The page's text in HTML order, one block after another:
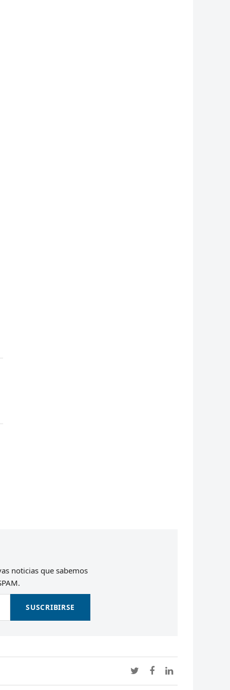
noticias que sabemos
SUSCRIBIRSE
TwitterFacebook
LinkedIn